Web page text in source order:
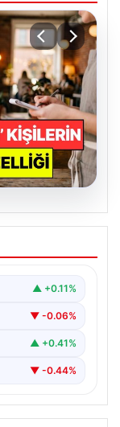
Eden
bir▲ +0.11%
▼ -0.06%
▲ +0.41%
▼ -0.44%